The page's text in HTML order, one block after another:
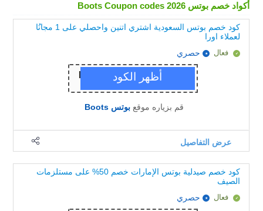
أكواد خصم بوتس Boots Coupon codes 2026
كود خصم بوتس السعودية اشتري اتنين واحصلي على 1 مجانُا
لعملاء اورا
فعال حصري
قم بزياره موقعبوتس Boots
عرض التفاصيل
كود خصم صيدلية بوتس الإمارات خصم 50% على مستلزمات
الصيف
فعال حصري